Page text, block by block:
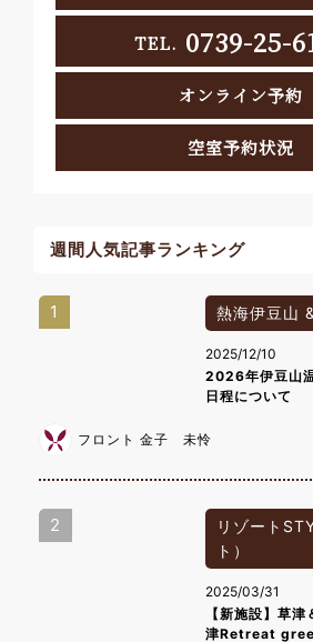
TEL. 0739-25-
オンライン予約
空室予約状況
週間人気記事ランキング
1 熱海伊豆山
2025/12/10
2026年伊豆山
日程について
フロント 金子 未怜
2
リゾート
ト）
2025/03/31
【新施設】草
津Retreat